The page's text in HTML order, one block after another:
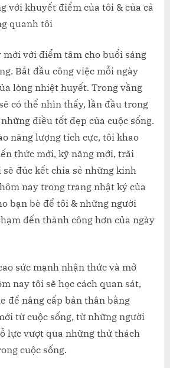
với khuyết điểm của tôi & của cả
quanh tôi
mới với điểm tâm cho buổi sáng
Bắt đầu công việc mỗi ngày
lòng nhiệt huyết. Trong vầng
có thể nhìn thấy, lần đầu trong
điều tốt đẹp của cuộc sống.
năng lượng tích cực, tôi khao
thức mới, kỹ năng mới, trãi
đúc kết chia sẻ những kinh
nay trong trang nhật ký của
bạn bè để tôi & những người
đến thành công hơn của ngày
sức mạnh nhận thức và mở
nay tôi sẽ học cách quan sát,
để nâng cấp bản thân bằng
từ cuộc sống, từ những người
lực vượt qua những thử thách
cuộc sống.